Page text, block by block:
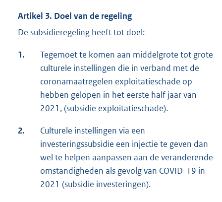
Artikel 3. Doel van de regeling
De subsidieregeling heeft tot doel:
1.
Tegemoet te komen aan middelgrote tot grote
culturele instellingen die in verband met de
coronamaatregelen exploitatieschade op
hebben gelopen in het eerste half jaar van
2021, (subsidie exploitatieschade).
2.
Culturele instellingen via een
investeringssubsidie een injectie te geven dan
wel te helpen aanpassen aan de veranderende
omstandigheden als gevolg van COVID-19 in
2021 (subsidie investeringen).